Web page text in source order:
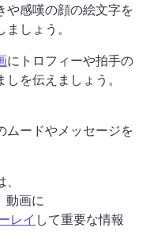
や感嘆の顔の絵文字を
しょう。
にトロフィーや拍手の
を伝えましょう。
ムードやメッセージを
動画に
レイ して重要な情報